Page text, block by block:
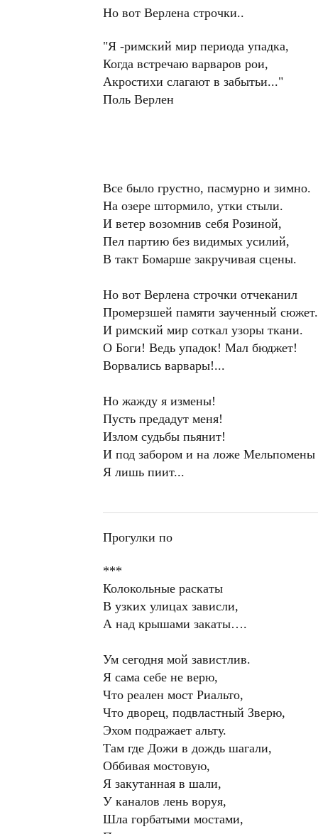
Но вот Верлена строчки..
"Я -римский мир периода упадка,
Когда встречаю варваров рои,
Акростихи слагают в забытьи..."
Поль Верлен
Все было грустно, пасмурно и зимно.
На озере штормило, утки стыли.
И ветер возомнив себя Розиной,
Пел партию без видимых усилий,
В такт Бомарше закручивая сцены.
Но вот Верлена строчки отчеканил
Промерзшей памяти заученный сюжет.
И римский мир соткал узоры ткани.
О Боги! Ведь упадок! Мал бюджет!
Ворвались варвары!...
Но жажду я измены!
Пусть предадут меня!
Излом судьбы пьянит!
И под забором и на ложе Мельпомены
Я лишь пиит...
Прогулки по
***
Колокольные раскаты
В узких улицах зависли,
А над крышами закаты….
Ум сегодня мой завистлив.
Я сама себе не верю,
Что реален мост Риальто,
Что дворец, подвластный Зверю,
Эхом подражает альту.
Там где Дожи в дождь шагали,
Оббивая мостовую,
Я закутанная в шали,
У каналов лень воруя,
Шла горбатыми мостами,